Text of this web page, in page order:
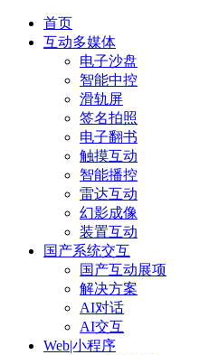
首页
互动多媒体
电子沙盘
智能中控
滑轨屏
签名拍照
电子翻书
触摸互动
智能播控
雷达互动
幻影成像
装置互动
国产系统交互
国产互动展项
解决方案
AI对话
AI交互
Web|小程序